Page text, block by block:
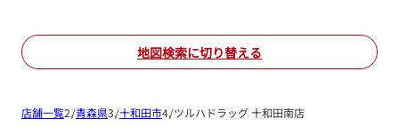
地図検索に切り替える
店舗一覧 青森県 十和田市 ツルハドラッグ 十和田南店